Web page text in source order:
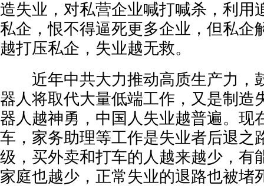
造失业，对私营企业喊打喊杀，利用
私企，恨不得逼死更多企业，但私企
越打压私企，失业越无救。
近年中共大力推动高质生产力，
器人将取代大量低端工作，又是制造
器人越神勇，中国人失业越普遍。现
车，家务助理等工作是失业者后退之
级，买外卖和打车的人越来越少，有
家庭也越少，正常失业的退路也被堵